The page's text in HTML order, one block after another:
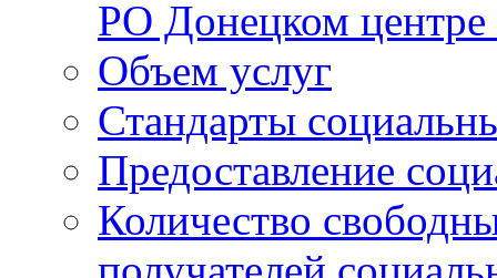
РО Донецком центре
Объем услуг
Стандарты
Предоставление
Количество